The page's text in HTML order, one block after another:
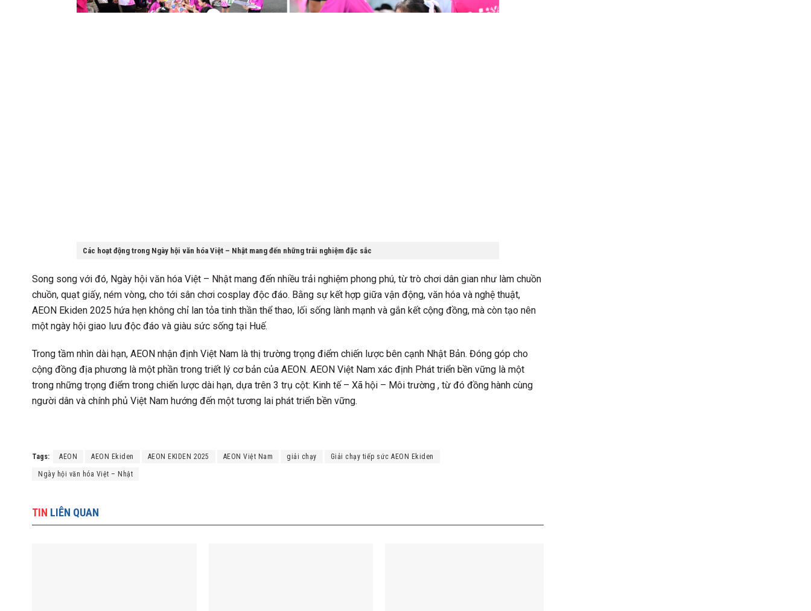
Các hoạt động trong Ngày hội văn hóa Việt – Nhật mang đến những trải nghiệm đặc sắc
Song song với đó, Ngày hội văn hóa Việt – Nhật mang đến nhiều trải nghiệm phong phú, từ trò chơi dân gian như làm chuồn
chuồn, quạt giấy, ném vòng, cho tới sân chơi cosplay độc đáo. Bằng sự kết hợp giữa vận động, văn hóa và nghệ thuật,
AEON Ekiden 2025 hứa hẹn không chỉ lan tỏa tinh thần thể thao, lối sống lành mạnh và gắn kết cộng đồng, mà còn tạo nên
một ngày hội giao lưu độc đáo và giàu sức sống tại Huế.
Trong tầm nhìn dài hạn, AEON nhận định Việt Nam là thị trường trọng điểm chiến lược bên cạnh Nhật Bản. Đóng góp cho
cộng đồng địa phương là một phần trong triết lý cơ bản của AEON. AEON Việt Nam xác định Phát triển bền vững là một
trong những trọng điểm trong chiến lược dài hạn, dựa trên 3 trụ cột: Kinh tế – Xã hội – Môi trường , từ đó đồng hành cùng
người dân và chính phủ Việt Nam hướng đến một tương lai phát triển bền vững.
Tags: AEON AEON Ekiden AEON EKIDEN 2025 AEON Việt Nam giải chạy Giải chạy tiếp sức AEON Ekiden
Ngày hội văn hóa Việt – Nhật
TIN LIÊN QUAN